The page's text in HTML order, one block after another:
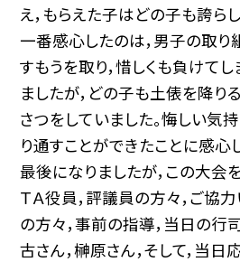
え，もらえた子はどの子も誇ら
一番感心したのは，男子の取り
すもうを取り，惜しくも負けて
ましたが，どの子も土俵を降り
さつをしていました。悔しい気
り通すことができたことに感心
最後になりましたが，この大会
ＴＡ役員，評議員の方々，ご協
の方々，事前の指導，当日の行
古さん，榊原さん，そして，当